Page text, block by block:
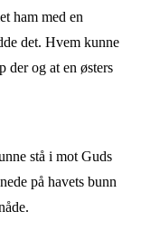
ham med en
det. Hvem kunne
der og at en østers
stå i mot Guds
på havets bunn